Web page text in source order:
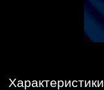
Характеристики